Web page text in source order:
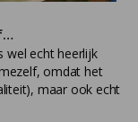
wel echt heerlijk
omdat het
maar ook echt